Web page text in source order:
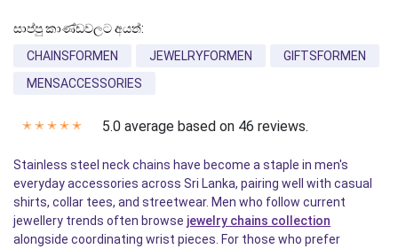
සාප්පු කාණ්ඩවලට අයත්:
CHAINSFORMEN
JEWELRYFORMEN
GIFTSFORMEN
MENSACCESSORIES
✭ ✭ ✭ ✭ ✭ 5.0 average based on 46 reviews.
Stainless steel neck chains have become a staple in men's
everyday accessories across Sri Lanka, pairing well with casual
shirts, collar tees, and streetwear. Men who follow current
jewellery trends often browse jewelry chains collection
alongside coordinating wrist pieces. For those who prefer